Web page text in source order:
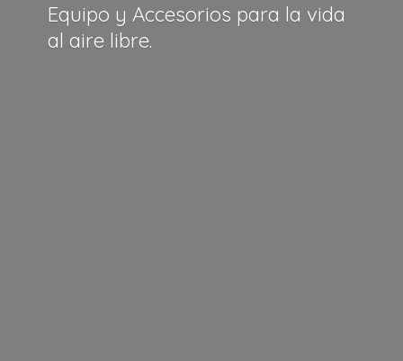
Equipo y Accesorios para la vida
al aire libre.